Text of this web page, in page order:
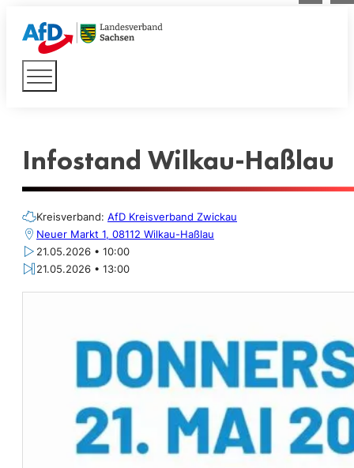
Infostand Wilkau-Haßlau
Kreisverband: AfD Kreisverband Zwickau
Neuer Markt 1, 08112 Wilkau-Haßlau
21.05.2026 • 10:00
21.05.2026 • 13:00